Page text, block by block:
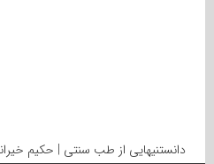
دانستنیهایی از طب سنتی | حکیم